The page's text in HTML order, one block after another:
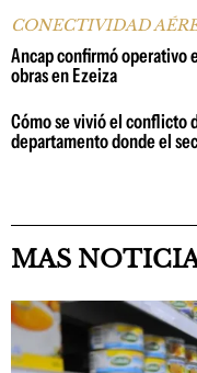
CONECTIVIDAD
Ancap confirmó operativo
obras en Ezeiza
Cómo se vivió el conflicto
departamento donde el
MAS